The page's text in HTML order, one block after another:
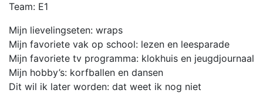
Team: E1
Mijn lievelingseten: wraps
Mijn favoriete vak op school: lezen en leesparade
Mijn favoriete tv programma: klokhuis en jeugdjournaal
Mijn hobby’s: korfballen en dansen
Dit wil ik later worden: dat weet ik nog niet